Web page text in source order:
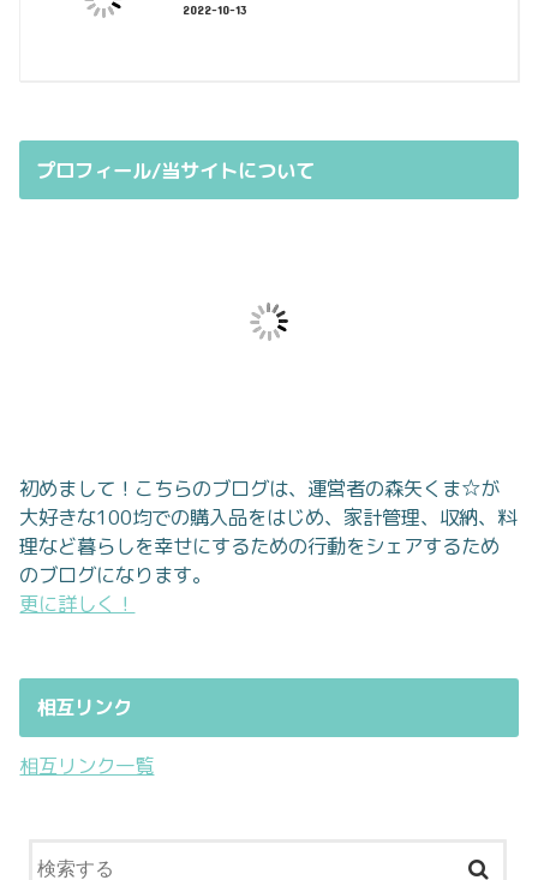
2022-10-13
プロフィール/当サイトについて
初めまして！こちらのブログは、運営者の森矢くま☆が
大好きな100均での購入品をはじめ、家計管理、収納、料
理など暮らしを幸せにするための行動をシェアするため
のブログになります。
更に詳しく！
相互リンク
相互リンク一覧